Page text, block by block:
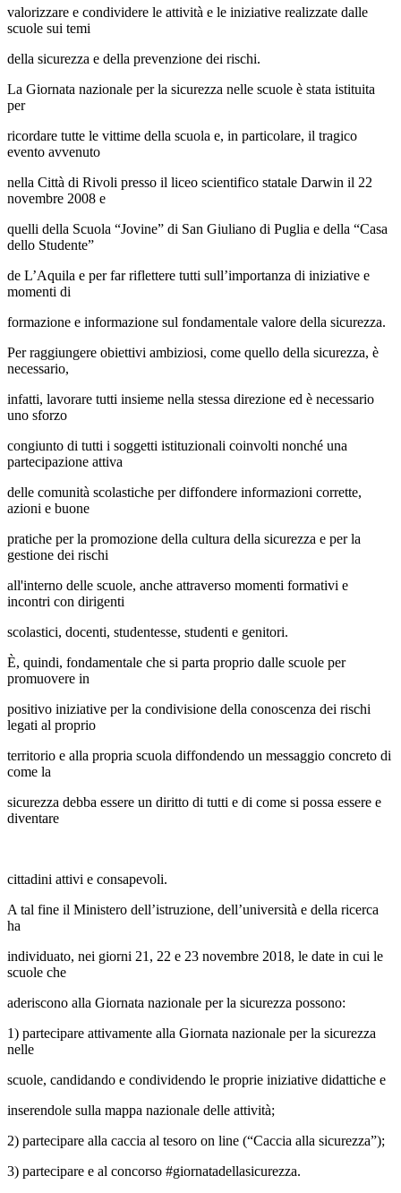
valorizzare e condividere le attività e le iniziative realizzate dalle
scuole sui temi
della sicurezza e della prevenzione dei rischi.
La Giornata nazionale per la sicurezza nelle scuole è stata istituita
per
ricordare tutte le vittime della scuola e, in particolare, il tragico
evento avvenuto
nella Città di Rivoli presso il liceo scientifico statale Darwin il 22
novembre 2008 e
quelli della Scuola “Jovine” di San Giuliano di Puglia e della “Casa
dello Studente”
de L’Aquila e per far riflettere tutti sull’importanza di iniziative e
momenti di
formazione e informazione sul fondamentale valore della sicurezza.
Per raggiungere obiettivi ambiziosi, come quello della sicurezza, è
necessario,
infatti, lavorare tutti insieme nella stessa direzione ed è necessario
uno sforzo
congiunto di tutti i soggetti istituzionali coinvolti nonché una
partecipazione attiva
delle comunità scolastiche per diffondere informazioni corrette,
azioni e buone
pratiche per la promozione della cultura della sicurezza e per la
gestione dei rischi
all'interno delle scuole, anche attraverso momenti formativi e
incontri con dirigenti
scolastici, docenti, studentesse, studenti e genitori.
È, quindi, fondamentale che si parta proprio dalle scuole per
promuovere in
positivo iniziative per la condivisione della conoscenza dei rischi
legati al proprio
territorio e alla propria scuola diffondendo un messaggio concreto di
come la
sicurezza debba essere un diritto di tutti e di come si possa essere e
diventare
cittadini attivi e consapevoli.
A tal fine il Ministero dell’istruzione, dell’università e della ricerca
ha
individuato, nei giorni 21, 22 e 23 novembre 2018, le date in cui le
scuole che
aderiscono alla Giornata nazionale per la sicurezza possono:
1) partecipare attivamente alla Giornata nazionale per la sicurezza
nelle
scuole, candidando e condividendo le proprie iniziative didattiche e
inserendole sulla mappa nazionale delle attività;
2) partecipare alla caccia al tesoro on line (“Caccia alla sicurezza”);
3) partecipare e al concorso #giornatadellasicurezza.